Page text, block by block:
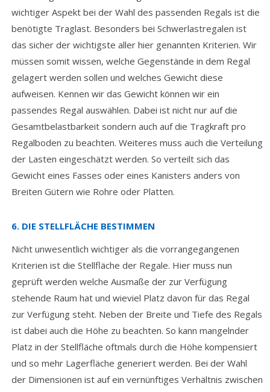
wichtiger Aspekt bei der Wahl des passenden Regals ist die
benötigte Traglast. Besonders bei Schwerlastregalen ist
das sicher der wichtigste aller hier genannten Kriterien. Wir
müssen somit wissen, welche Gegenstände in dem Regal
gelagert werden sollen und welches Gewicht diese
aufweisen. Kennen wir das Gewicht können wir ein
passendes Regal auswählen. Dabei ist nicht nur auf die
Gesamtbelastbarkeit sondern auch auf die Tragkraft pro
Regalboden zu beachten. Weiteres muss auch die Verteilung
der Lasten eingeschätzt werden. So verteilt sich das
Gewicht eines Fasses oder eines Kanisters anders von
Breiten Gütern wie Rohre oder Platten.
6. DIE STELLFLÄCHE BESTIMMEN
Nicht unwesentlich wichtiger als die vorrangegangenen
Kriterien ist die Stellfläche der Regale. Hier muss nun
geprüft werden welche Ausmaße der zur Verfügung
stehende Raum hat und wieviel Platz davon für das Regal
zur Verfügung steht. Neben der Breite und Tiefe des Regals
ist dabei auch die Höhe zu beachten. So kann mangelnder
Platz in der Stellfläche oftmals durch die Höhe kompensiert
und so mehr Lagerfläche generiert werden. Bei der Wahl
der Dimensionen ist auf ein vernünftiges Verhältnis zwischen